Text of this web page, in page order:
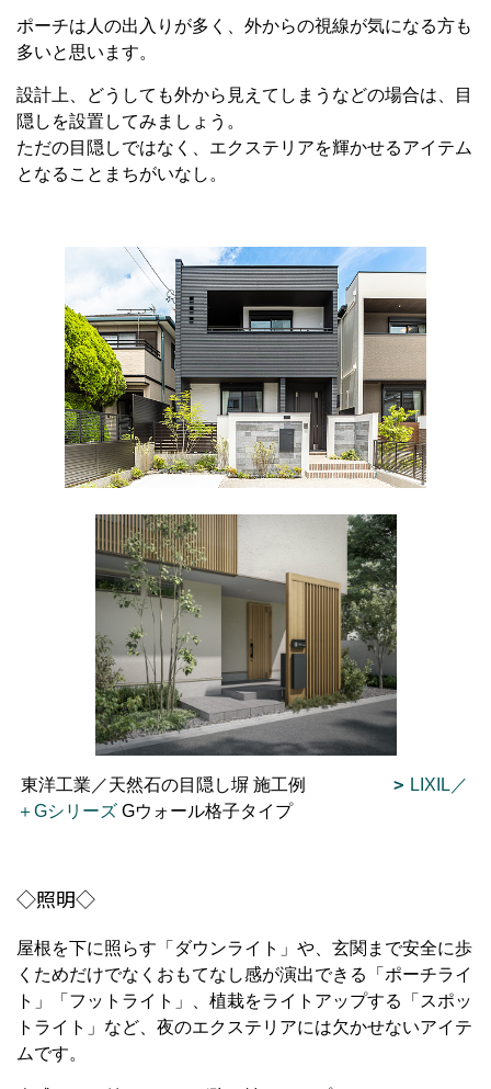
ポーチは人の出入りが多く、外からの視線が気になる方も
多いと思います。
設計上、どうしても外から見えてしまうなどの場合は、目
隠しを設置してみましょう。
ただの目隠しではなく、エクステリアを輝かせるアイテム
となることまちがいなし。
東洋工業／天然石の目隠し塀 施工例
LIXIL／
＋Gシリーズ Gウォール格子タイプ
◇照明◇
屋根を下に照らす「ダウンライト」や、玄関まで安全に歩
くためだけでなくおもてなし感が演出できる「ポーチライ
ト」「フットライト」、植栽をライトアップする「スポッ
トライト」など、夜のエクステリアには欠かせないアイテ
ムです。